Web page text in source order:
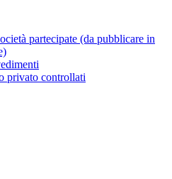
partecipate (da pubblicare in
privato controllati